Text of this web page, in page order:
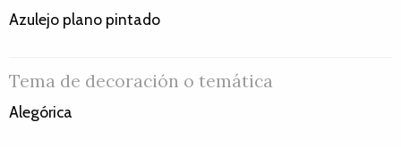
Azulejo plano pintado
Tema de decoración o temática
Alegórica